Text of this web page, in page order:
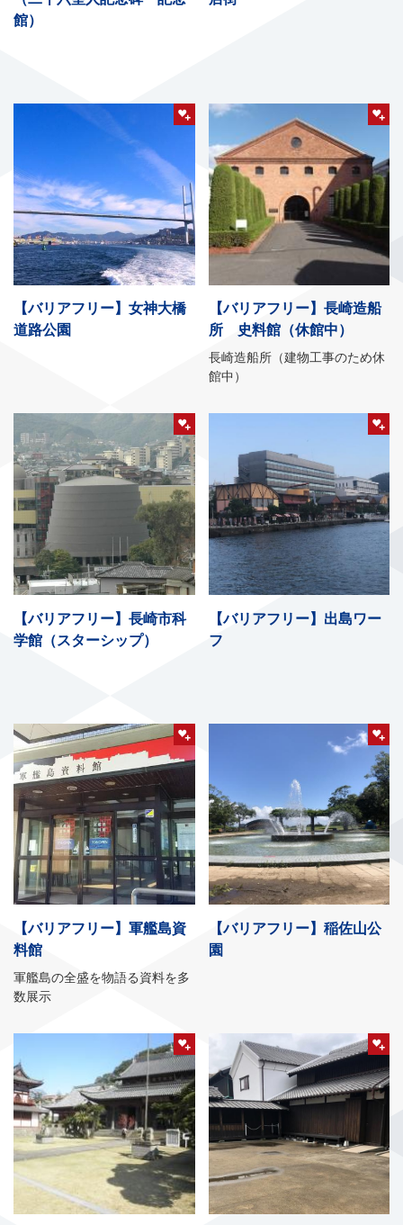
館）
【バリアフリー】女神大橋
道路公園
【バリアフリー】長崎造船
所 史料館（休館中）
長崎造船所（建物工事のため休
館中）
【バリアフリー】長崎市科
学館（スターシップ）
【バリアフリー】出島ワー
フ
【バリアフリー】軍艦島資
料館
軍艦島の全盛を物語る資料を多
数展示
【バリアフリー】稲佐山公
園